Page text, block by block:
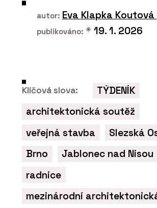
autor: Eva Klapka Koutová
publikováno: * 19. 1. 2026
Klíčová slova:
TÝDENÍK
architektonická soutěž
veřejná stavba
Slezská
Brno
Jablonec nad Nisou
radnice
mezinárodní